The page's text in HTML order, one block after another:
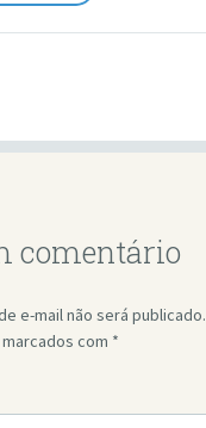
comentário
e-mail não será publicado.
com *